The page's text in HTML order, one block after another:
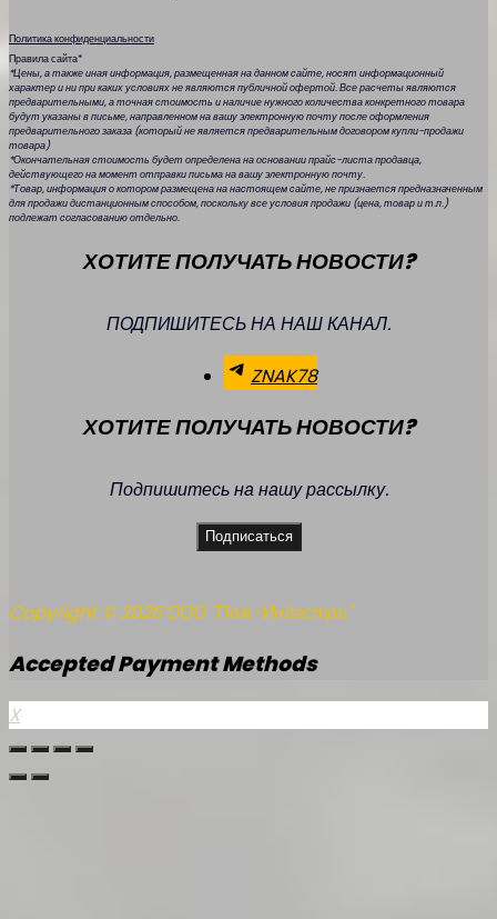
Политика конфиденциальности
Правила сайта*
*Цены, а также иная информация, размещенная на данном сайте, носят информационный
характер и ни при каких условиях не являются публичной офертой. Все расчеты являются
предварительными, а точная стоимость и наличие нужного количества конкретного товара
будут указаны в письме, направленном на вашу электронную почту после оформления
предварительного заказа (который не является предварительным договором купли-продажи
товара)
*Окончательная стоимость будет определена на основании прайс-листа продавца,
действующего на момент отправки письма на вашу электронную почту.
*Товар, информация о котором размещена на настоящем сайте, не признается предназначенным
для продажи дистанционным способом, поскольку все условия продажи (цена, товар и т.п.)
подлежат согласованию отдельно.
ХОТИТЕ ПОЛУЧАТЬ НОВОСТИ?
ПОДПИШИТЕСЬ НА НАШ КАНАЛ.
ZNAK78
ХОТИТЕ ПОЛУЧАТЬ НОВОСТИ?
Подпишитесь на нашу рассылку.
Подписаться
Copyright © 2026 ООО "Пож-Индастри"
Accepted Payment Methods
X